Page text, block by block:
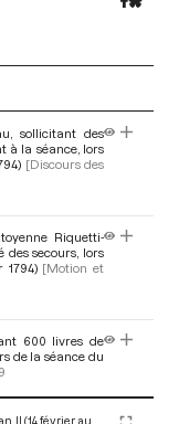
sollicitant des
à la séance, lors
[Discours des
Riquetti-
secours, lors
[Motion et
600 livres de
de la séance du